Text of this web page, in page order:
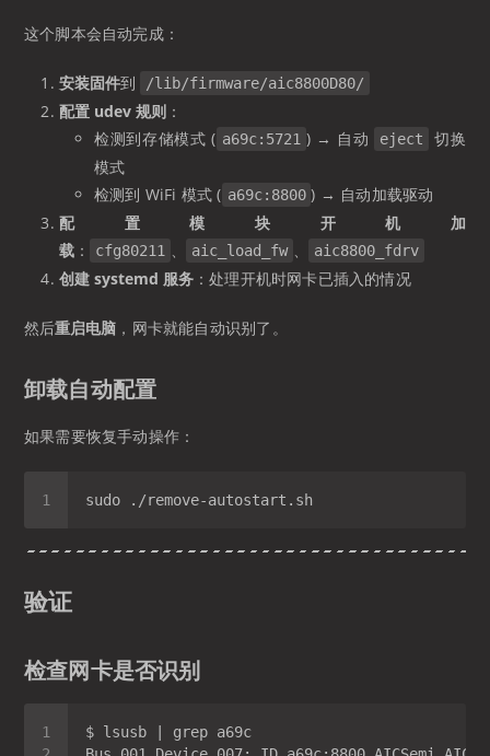
这个脚本会自动完成：
安装固件到 /lib/firmware/aic8800D80/
配置 udev 规则 ：
检测到存储模式 ( a69c:5721 ) → 自动 eject
切换
模式
检测到 WiFi 模式 ( a69c:8800 ) → 自动加载驱动
配置模块开机加
载 ： cfg80211 、 aic_load_fw 、 aic8800_fdrv
创建 systemd 服务 ：处理开机时网卡已插入的情况
然后重启电脑 ，网卡就能自动识别了。
卸载自动配置
如果需要恢复手动操作：
验证
检查网卡是否识别